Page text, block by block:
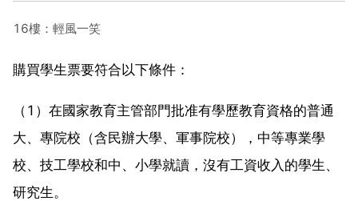
16樓：輕風一笑
購買學生票要符合以下條件：
（1）在國家教育主管部門批准有學歷教育資格的普通
大、專院校（含民辦大學、軍事院校），中等專業學
校、技工學校和中、小學就讀，沒有工資收入的學生、
研究生。